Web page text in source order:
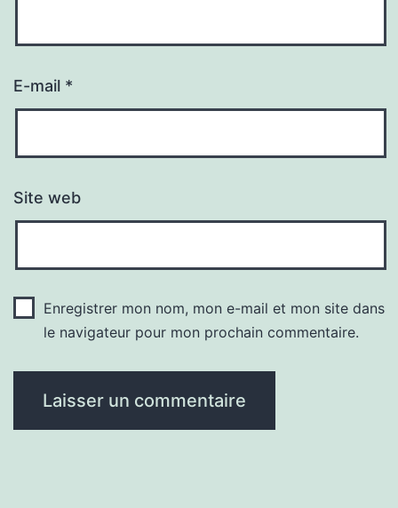
E-mail *
Site web
Enregistrer mon nom, mon e-mail et mon site dans
le navigateur pour mon prochain commentaire.